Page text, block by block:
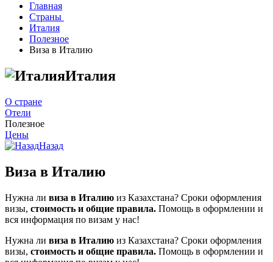
Главная
Страны
Италия
Полезное
Виза в Италию
Италия
О стране
Отели
Полезное
Цены
Назад
Виза в Италию
Нужна ли виза в Италию из Казахстана? Сроки оформления
визы, стоимость и общие правила. Помощь в оформлении и
вся информация по визам у нас!
Нужна ли виза в Италию из Казахстана? Сроки оформления
визы, стоимость и общие правила. Помощь в оформлении и